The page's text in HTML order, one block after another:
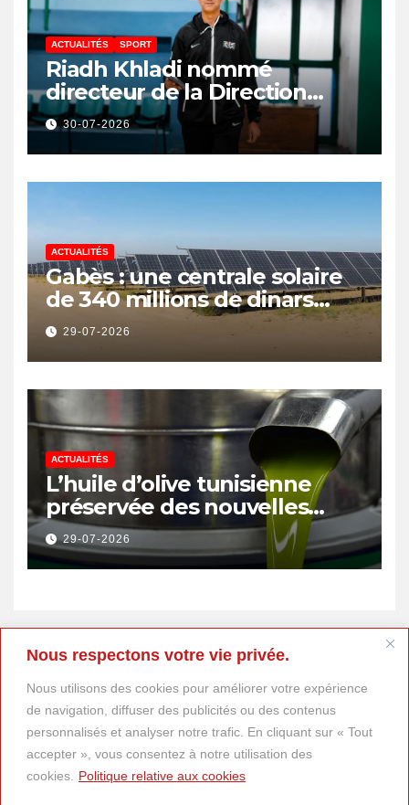
Nous respectons votre vie privée.
Nous utilisons des cookies pour améliorer votre expérience
de navigation, diffuser des publicités ou des contenus
personnalisés et analyser notre trafic. En cliquant sur « Tout
accepter », vous consentez à notre utilisation des
cookies.
Politique relative aux cookies
ACTUALITÉS SPORT
Riadh Khladi nommé
directeur de la Direction
Nationale de l’Arbitrage
30-07-2026
ACTUALITÉS
Gabès : une centrale solaire
de 340 millions de dinars
pour renforcer la transition
énergétique et créer 400
emplois
29-07-2026
ACTUALITÉS
L’huile d’olive tunisienne
préservée des nouvelles
surtaxes américaines de
Donald Trump
29-07-2026